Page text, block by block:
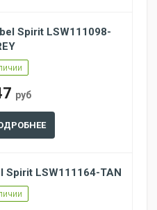
Spirit LSW111098-
руб
Spirit LSW111164-TAN